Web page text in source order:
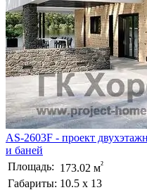
AS-2603F - проект
и баней
Площадь: 173.02 м²
Габариты: 10.5 х 13